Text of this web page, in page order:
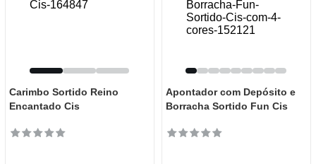
Carimbo Sortido Reino
Encantado Cis
Apontador com Depósito e
Borracha Sortido Fun Cis